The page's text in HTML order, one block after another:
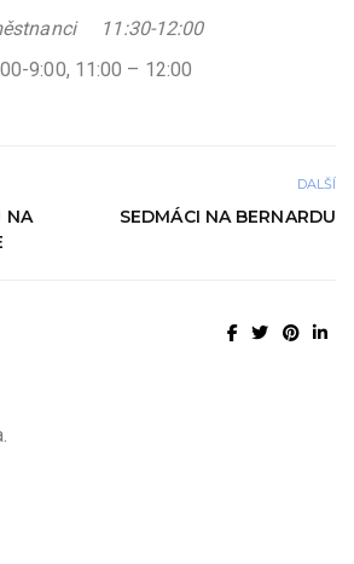
11:30-12:00
9:00, 11:00 – 12:00
NA
DALŠÍ
SEDMÁCI NA BERNARDU